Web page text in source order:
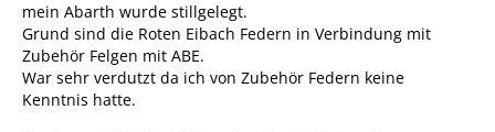
mein Abarth wurde stillgelegt.
Grund sind die Roten Eibach Federn in Verbindung mit
Zubehör Felgen mit ABE.
War sehr verdutzt da ich von Zubehör Federn keine
Kenntnis hatte.